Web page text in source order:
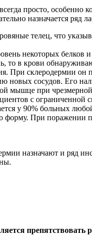
просто,
назначается ряд
телец, что
некоторых
в крови
При склеродермии он
сосудов. Его
мышце при
с ограниченной
у 90% больных
При поражении
назначают и ряд
препятствовать